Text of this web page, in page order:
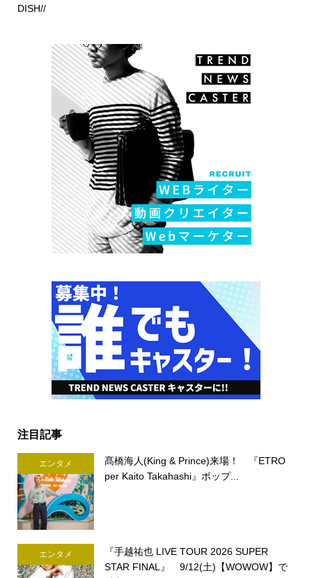
DISH//
注目記事
エンタメ
髙橋海人(King & Prince)来場！ 『ETRO
per Kaito Takahashi』ポップ...
エンタメ
『手越祐也 LIVE TOUR 2026 SUPER
STAR FINAL』 9/12(土)【WOWOW】で